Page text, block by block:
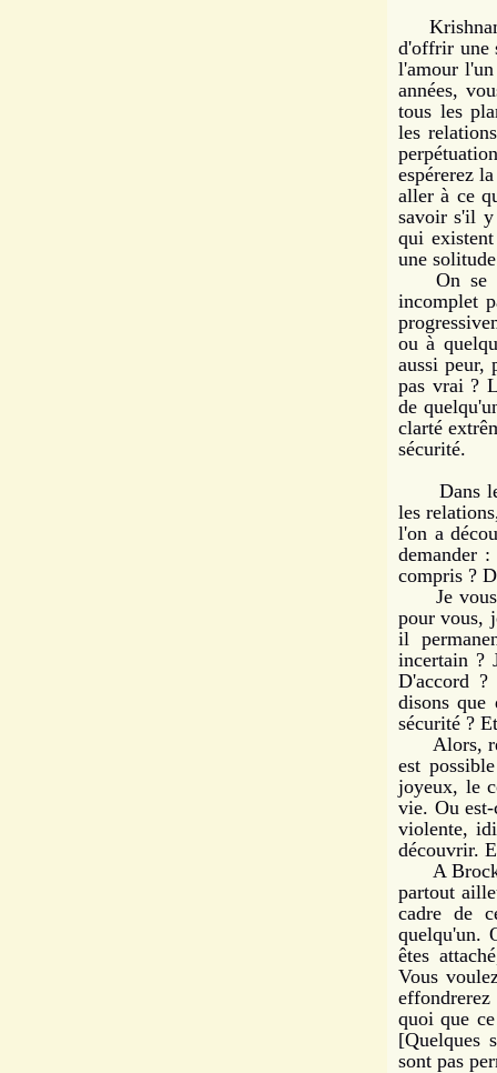
d'offrir une
l'amour
années,
tous les
les
espérerez
aller à ce
savoir s'il y
qui
une
On se
incomplet
ou à
aussi peur,
pas vrai ?
de
clarté
sécurité.
Dans les
les
l'on a
demander
compris ?
Je vous
pour vous,
il
incertain ?
D'accord
disons
sécurité ?
Alors,
est
joyeux, le
vie. Ou
violente,
découvrir.
A
partout
cadre de
quelqu'un.
êtes
Vous
quoi que
[Quelques
sont pas